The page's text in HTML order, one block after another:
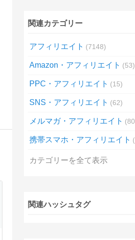
関連カテゴリー
アフィリエイト 7148
Amazon・アフィリエイト 53
PPC・アフィリエイト 15
SNS・アフィリエイト 62
メルマガ・アフィリエイト 80
携帯スマホ・アフィリエイト
カテゴリーを全て表示
関連ハッシュタグ